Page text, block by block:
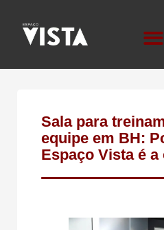
Sala para
equipe em BH:
Espaço Vista é